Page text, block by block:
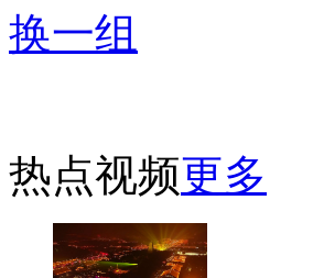
换一组
热点视频更多